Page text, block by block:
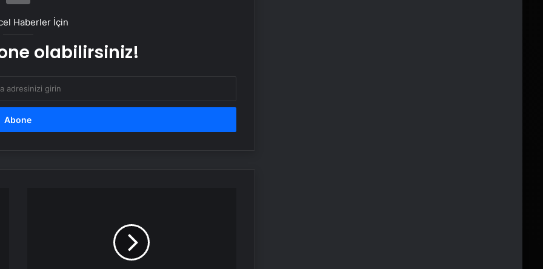
Bir Tür Bamya Yemeği Bulmaca
Cevabı – Bulmacada Bir Tür Bamya
Balıkesir Üniversitesi’nde
Melemen Mi?
KOBİ’ler İçin Web Tasarım, SEO ve
Haberler İçin
olabilirsiniz!